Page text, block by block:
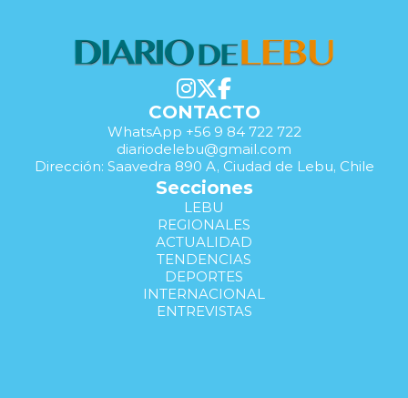
CONTACTO
WhatsApp +56 9 84 722 722
diariodelebu@gmail.com
Dirección: Saavedra 890 A, Ciudad de Lebu, Chile
Secciones
LEBU
REGIONALES
ACTUALIDAD
TENDENCIAS
DEPORTES
INTERNACIONAL
ENTREVISTAS